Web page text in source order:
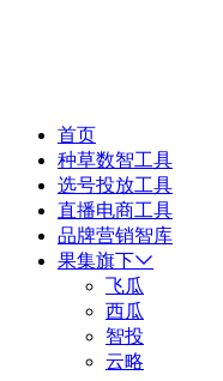
首页
种草数智工具
选号投放工具
直播电商工具
品牌营销智库
果集旗下
飞瓜
西瓜
智投
云略